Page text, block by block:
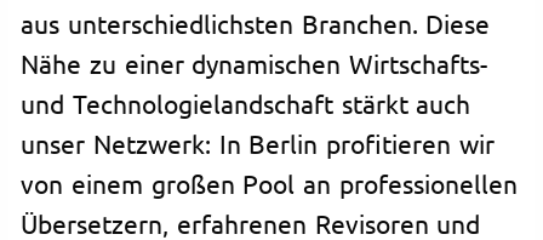
aus unterschiedlichsten Branchen. Diese
Nähe zu einer dynamischen Wirtschafts-
und Technologielandschaft stärkt auch
unser Netzwerk: In Berlin profitieren wir
von einem großen Pool an professionellen
Übersetzern, erfahrenen Revisoren und